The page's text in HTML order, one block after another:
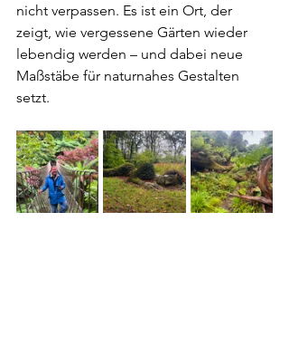
nicht verpassen. Es ist ein Ort, der
zeigt, wie vergessene Gärten wieder
lebendig werden – und dabei neue
Maßstäbe für naturnahes Gestalten
setzt.